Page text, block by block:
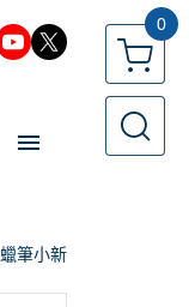
0
蠟筆小新